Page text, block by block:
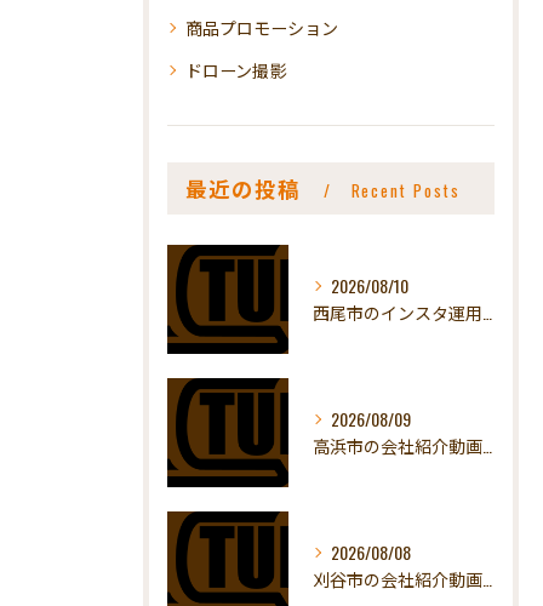
商品プロモーション
ドローン撮影
最近の投稿 Recent Posts
2026/08/10
西尾市のインスタ運用代行｜伴走型との違いと料金
2026/08/09
高浜市の会社紹介動画｜ものづくりの現場を魅せる
2026/08/08
刈谷市の会社紹介動画｜取引先への見せ方